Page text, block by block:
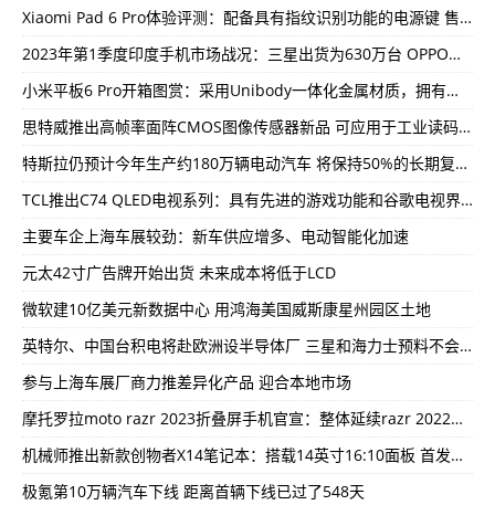
Xiaomi Pad 6 Pro体验评测：配备具有指纹识别功能的电源键 售价2499元
2023年第1季度印度手机市场战况：三星出货为630万台 OPPO出货550万台
小米平板6 Pro开箱图赏：采用Unibody一体化金属材质，拥有金色，远山蓝和黑色三款配色
思特威推出高帧率面阵CMOS图像传感器新品 可应用于工业读码器、AGV导航系统等
特斯拉仍预计今年生产约180万辆电动汽车 将保持50%的长期复合年均增长率
TCL推出C74 QLED电视系列：具有先进的游戏功能和谷歌电视界面 起售价649英镑起
主要车企上海车展较劲：新车供应增多、电动智能化加速
元太42寸广告牌开始出货 未来成本将低于LCD
微软建10亿美元新数据中心 用鸿海美国威斯康星州园区土地
英特尔、中国台积电将赴欧洲设半导体厂 三星和海力士预料不会跟进
参与上海车展厂商力推差异化产品 迎合本地市场
摩托罗拉moto razr 2023折叠屏手机官宣：整体延续razr 2022设计 线条圆润
机械师推出新款创物者X14笔记本：搭载14英寸16:10面板 首发价4999元
极氪第10万辆汽车下线 距离首辆下线已过了548天